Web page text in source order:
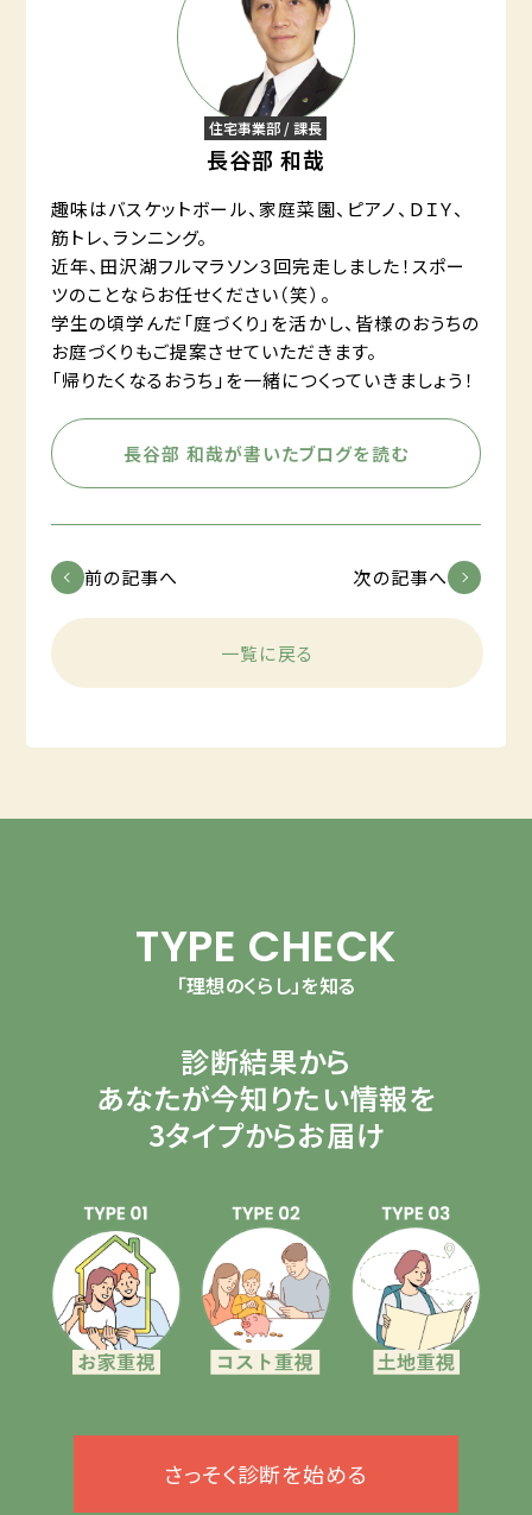
住宅事業部 / 課長
長谷部 和哉
趣味はバスケットボール、家庭菜園、ピアノ、ＤＩＹ、
筋トレ、ランニング。
近年、田沢湖フルマラソン３回完走しました！スポー
ツのことならお任せください（笑）。
学生の頃学んだ「庭づくり」を活かし、皆様のおうちの
お庭づくりもご提案させていただきます。
「帰りたくなるおうち」を一緒につくっていきましょう！
長谷部 和哉が書いたブログを読む
前の記事へ 次の記事へ
一覧に戻る
TYPE CHECK
「理想のくらし」を知る
診断結果から
あなたが今知りたい情報を
3タイプからお届け
さっそく診断を始める